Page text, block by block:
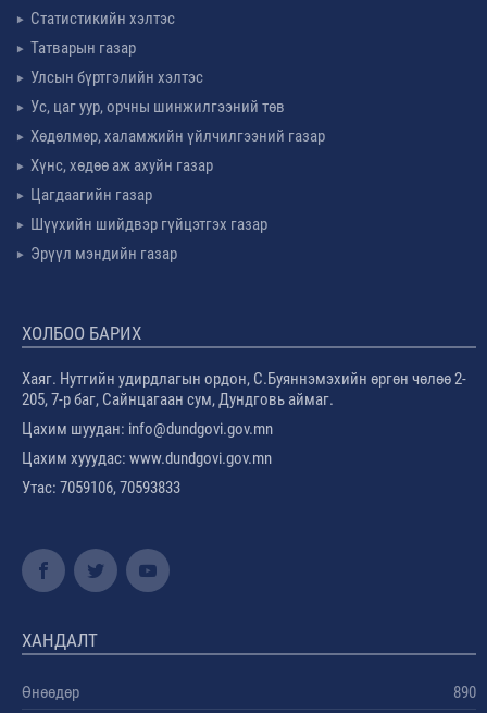
Статистикийн хэлтэс
Татварын газар
Улсын бүртгэлийн хэлтэс
Ус, цаг уур, орчны шинжилгээний төв
Хөдөлмөр, халамжийн үйлчилгээний газар
Хүнс, хөдөө аж ахуйн газар
Цагдаагийн газар
Шүүхийн шийдвэр гүйцэтгэх газар
Эрүүл мэндийн газар
ХОЛБОО БАРИХ
Хаяг. Нутгийн удирдлагын ордон, С.Буяннэмэхийн өргөн чөлөө 2-
205, 7-р баг, Сайнцагаан сум, Дундговь аймаг.
Цахим шуудан: info@dundgovi.gov.mn
Цахим хууудас: www.dundgovi.gov.mn
Утас: 7059106, 70593833
ХАНДАЛТ
Өнөөдөр 890